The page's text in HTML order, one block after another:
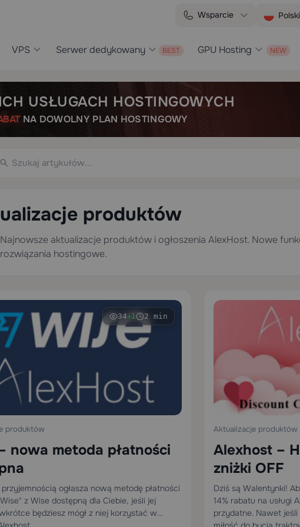
Wsparcie Polski
VPS Serwer dedykowany GPU Hosting
USŁUGACH HOSTINGOWYCH
NA DOWOLNY PLAN HOSTINGOWY
produktów
Najnowsze aktualizacje produktów i ogłoszenia AlexHost. Nowe
rozwiązania hostingowe.
34+1 2 min
produktów
nowa metoda płatności
ogłasza nową metodę płatności
z Wise dostępną dla Ciebie, jeśli jej
będziesz mógł z niej korzystać w
Aktualizacje produktów
Alexhost –
zniżki OFF
Dziś są Walentynki!
14% rabatu na usługi
przydatne. Nawet jeśli